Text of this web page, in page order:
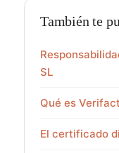
También te
SL
Qué es
El certificado